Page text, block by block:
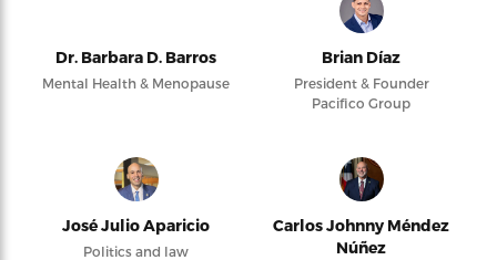
Dr. Barbara D. Barros
Mental Health & Menopause
Brian Díaz
President & Founder
Pacifico Group
José Julio Aparicio
Politics and law
Carlos Johnny Méndez
Núñez